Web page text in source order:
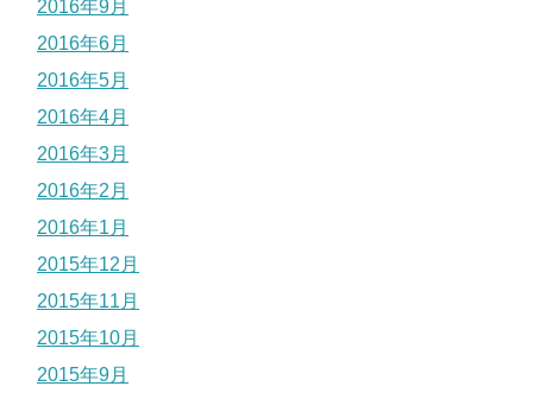
2016年9月
2016年6月
2016年5月
2016年4月
2016年3月
2016年2月
2016年1月
2015年12月
2015年11月
2015年10月
2015年9月